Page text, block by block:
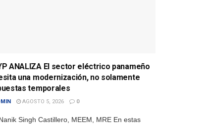
ANALIZA El sector eléctrico panameño
una modernización, no solamente
temporales
AGOSTO 5, 2026 0
Singh Castillero, MEEM, MRE En estas